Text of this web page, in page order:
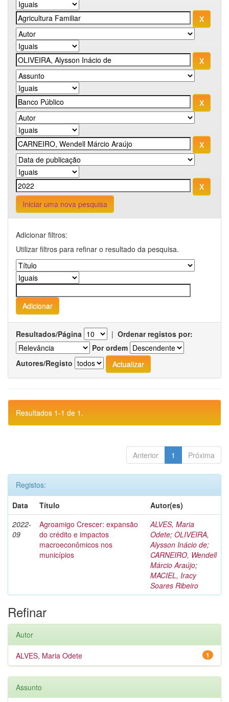
Iniciar uma nova pesquisa
Adicionar filtros:
Utilizar filtros para refinar o resultado da pesquisa.
Resultados/Página | Ordenar registos por:
Por ordem
Autores/Registo
Resultados 1-1 de 1.
Anterior 1 Próxima
Registos:
Data
Título
Autor(es)
2022-
09
Agroamigo Crescer: expansão
do crédito e impactos
macroeconômicos nos
municípios
ALVES, Maria
Odete; OLIVEIRA,
Alysson Inácio de;
CARNEIRO, Wendell
Márcio Araújo;
MACIEL, Iracy
Soares Ribeiro
Refinar
Autor
1
ALVES, Maria Odete
Assunto